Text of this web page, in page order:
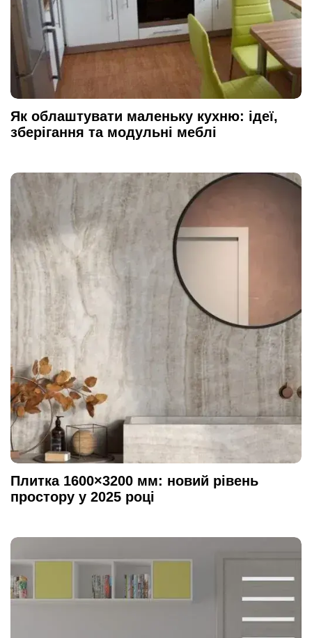
Як облаштувати маленьку кухню: ідеї,
зберігання та модульні меблі
Плитка 1600×3200 мм: новий рівень
простору у 2025 році